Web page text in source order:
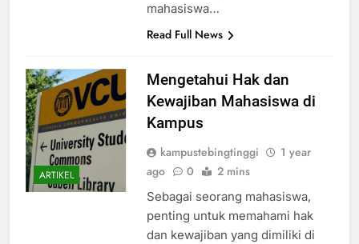
mahasiswa…
Read Full News
ARTIKEL
Mengetahui Hak dan
Kewajiban Mahasiswa di
Kampus
kampustebingtinggi
1 year
ago
0 2 mins
Sebagai seorang mahasiswa,
penting untuk memahami hak
dan kewajiban yang dimiliki di